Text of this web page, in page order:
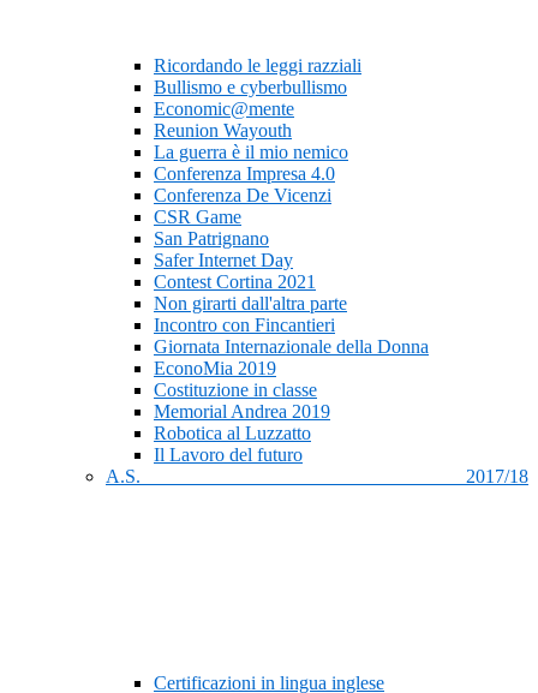
Ricordando le leggi razziali
Bullismo e cyberbullismo
Economic@mente
Reunion Wayouth
La guerra è il mio nemico
Conferenza Impresa 4.0
Conferenza De Vicenzi
CSR Game
San Patrignano
Safer Internet Day
Contest Cortina 2021
Non girarti dall'altra parte
Incontro con Fincantieri
Giornata Internazionale della Donna
EconoMia 2019
Costituzione in classe
Memorial Andrea 2019
Robotica al Luzzatto
Il Lavoro del futuro
A.S. 2017/18
Certificazioni in lingua inglese